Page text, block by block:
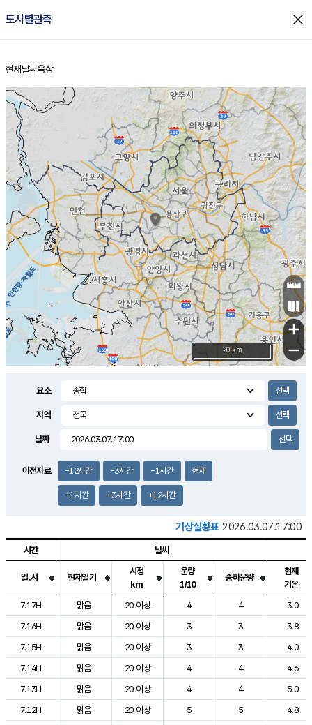
도시별관측 close
홈
현재날씨 육상
+
−
20 km
요소
지역
날짜
이전자료 -12시간 -3시간 -1시간 현재
+1시간 +3시간 +12시간
기상실황표 2026.03.07.17:00
도시별 기상실황표로 지점, 날씨, 기온, 강수, 바람, 기압등을 안내한 표입
시간 날씨
일.시 현재일기
시정
km
운량
1/10
중하운량
현재
기온
7.17H
맑음 20 이상 4 4
3.0
7.16H
맑음 20 이상 3 3
3.8
7.15H
맑음 20 이상 3 3
4.0
7.14H
맑음 20 이상 4 4
4.6
7.13H
맑음 20 이상 4 4
5.0
7.12H
맑음 20 이상 5 5
4.8